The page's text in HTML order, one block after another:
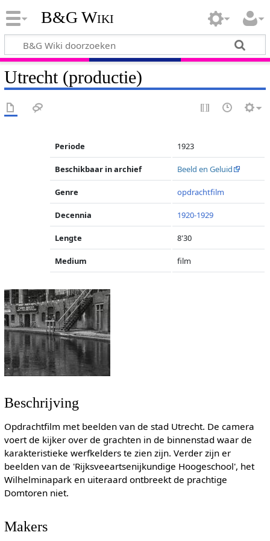
B&G Wiki
Utrecht (productie)
Periode 1923
Beschikbaar in archief Beeld en Geluid
Genre opdrachtfilm
Decennia 1920-1929
Lengte 8'30
Medium film
Beschrijving
Opdrachtfilm met beelden van de stad Utrecht. De camera
voert de kijker over de grachten in de binnenstad waar de
karakteristieke werfkelders te zien zijn. Verder zijn er
beelden van de 'Rijksveeartsenijkundige Hoogeschool', het
Wilhelminapark en uiteraard ontbreekt de prachtige
Domtoren niet.
Makers